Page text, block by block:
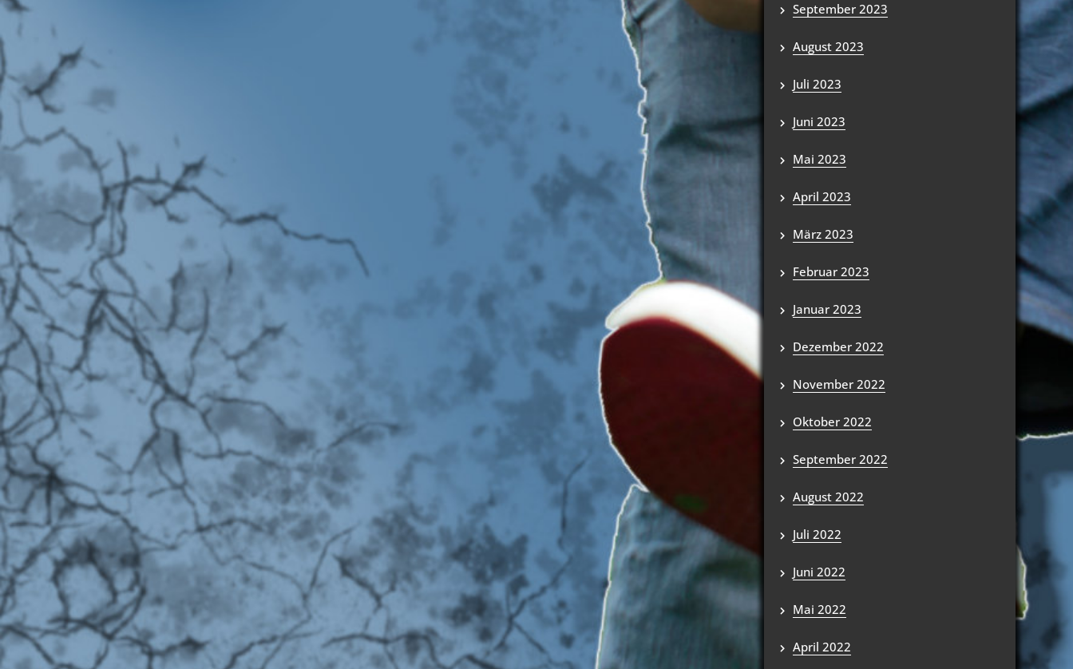
September 2023
August 2023
Juli 2023
Juni 2023
Mai 2023
April 2023
März 2023
Februar 2023
Januar 2023
Dezember 2022
November 2022
Oktober 2022
September 2022
August 2022
Juli 2022
Juni 2022
Mai 2022
April 2022